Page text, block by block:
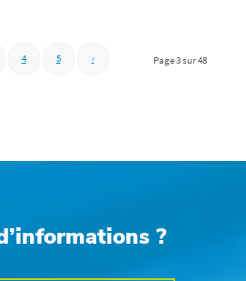
Page 3 sur 48
4 5 ›
?